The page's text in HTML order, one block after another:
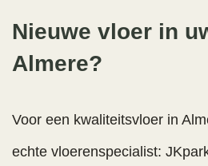
Nieuwe vloer in
Almere?
Voor een kwaliteitsvloer in
echte vloerenspecialist: